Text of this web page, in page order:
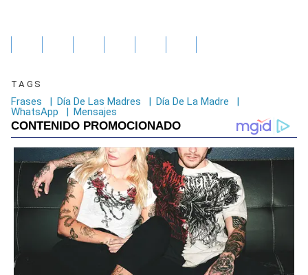
TAGS
Frases | Día De Las Madres | Día De La Madre
|
WhatsApp
| Mensajes